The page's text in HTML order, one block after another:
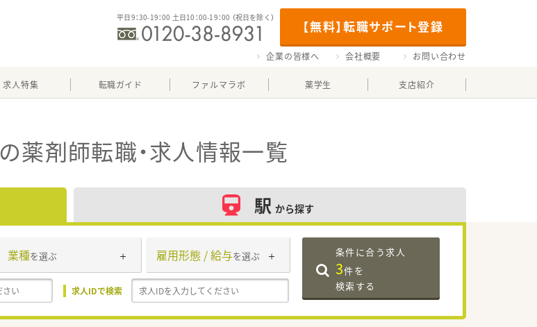
【無料】転職サポート登録
平日9：30-19：00 土日10：00-19：00 （祝日を除く）
企業の皆様へ 会社概要 お問い合わせ
求人特集 転職ガイド ファルマラボ 薬学生 支店紹介
の薬剤師転職・求人情報一覧
駅 から探す
業種を選ぶ 雇用形態 / 給与を選ぶ
求人IDで検索
条件に合う求人
3件を
検索する